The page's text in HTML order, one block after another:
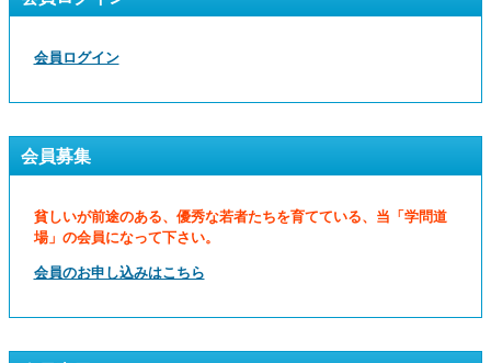
会員ログイン
会員募集
貧しいが前途のある、優秀な若者たちを育てている、当「学問道
場」の会員になって下さい。
会員のお申し込みはこちら